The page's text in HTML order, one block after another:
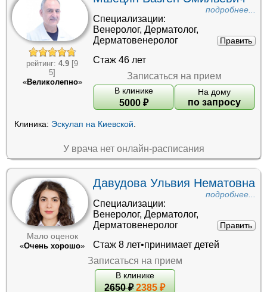
рейтинг: 4.9 [9
5]
«Великолепно»
подробнее...
Специализации:
Венеролог, Дерматолог,
Дерматовенеролог
Править
Стаж 46 лет
Записаться на прием
В клинике
5000 ₽
На дому
по запросу
Клиника: Эскулап на Киевской
У врача нет онлайн-расписания
Мало оценок
«Очень хорошо»
Давудова Ульвия Нематовна
подробнее...
Специализации:
Венеролог, Дерматолог,
Дерматовенеролог
Править
Стаж 8 лет•принимает детей
Записаться на прием
В клинике
2650 ₽ 2385 ₽